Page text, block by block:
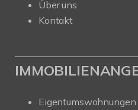
Über uns
Kontakt
Eigentumswohnungen